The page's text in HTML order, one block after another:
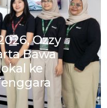
Ozzy
Bawa
ke